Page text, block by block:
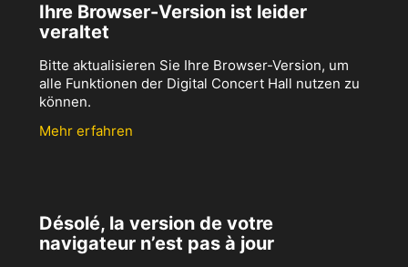
Ihre Browser-Version ist leider
veraltet
Bitte aktualisieren Sie Ihre Browser-Version, um
alle Funktionen der Digital Concert Hall nutzen zu
können.
Mehr erfahren
Désolé, la version de votre
navigateur n’est pas à jour